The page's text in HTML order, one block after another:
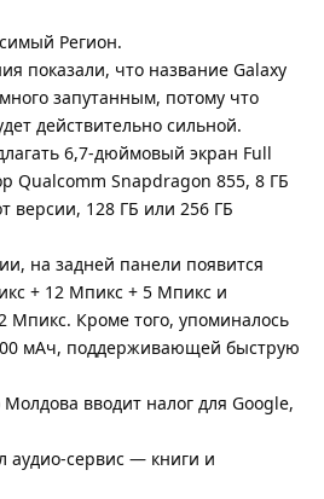
Регион.
показали, что название Galaxy
запутанным, потому что
действительно сильной.
6,7-дюймовый экран Full
Qualcomm Snapdragon 855, 8 ГБ
версии, 128 ГБ или 256 ГБ
на задней панели появится
+ 12 Мпикс + 5 Мпикс и
Мпикс. Кроме того, упоминалось
мАч, поддерживающей быструю
Молдова вводит налог для Google,
аудио-сервис — книги и